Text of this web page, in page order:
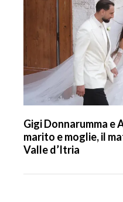
Gigi Donnarumma e
marito e moglie, il
Valle d’Itria